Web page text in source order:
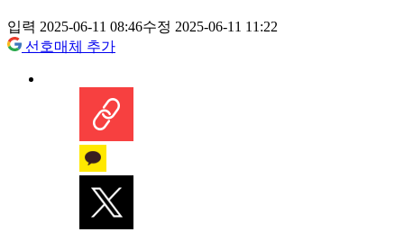
입력 2025-06-11 08:46수정 2025-06-11 11:22
선호매체 추가